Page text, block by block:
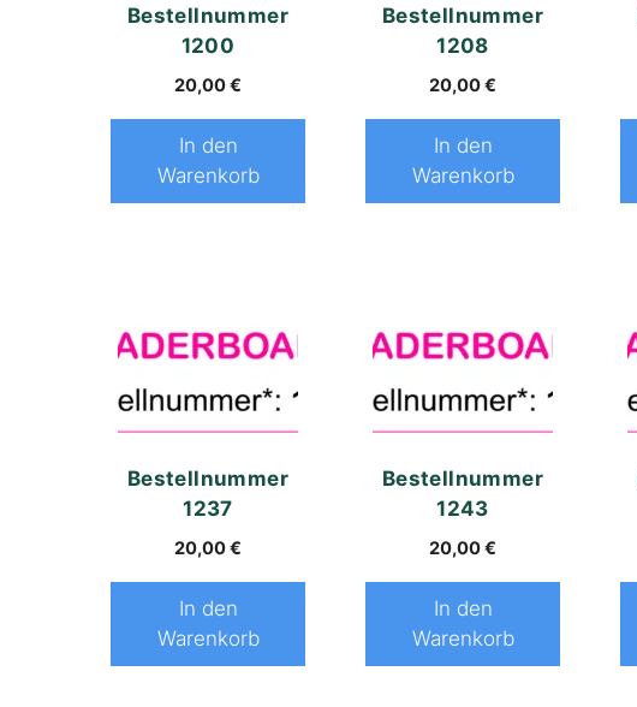
Bestellnummer
1200
20,00€
In den
Warenkorb
Bestellnummer
1208
20,00€
In den
Warenkorb
Bestellnummer
1237
20,00€
In den
Warenkorb
Bestellnummer
1243
20,00€
In den
Warenkorb